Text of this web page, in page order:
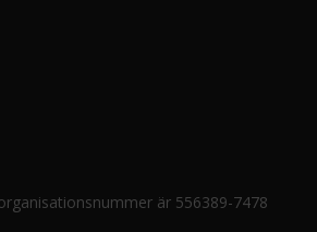
är 556389-7478